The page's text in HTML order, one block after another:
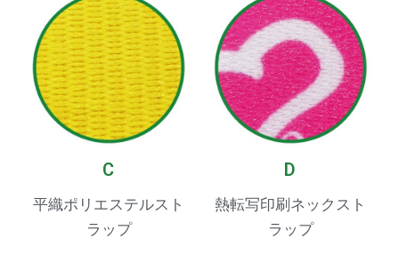
C
平織ポリエステルスト
ラップ
D
熱転写印刷ネックスト
ラップ